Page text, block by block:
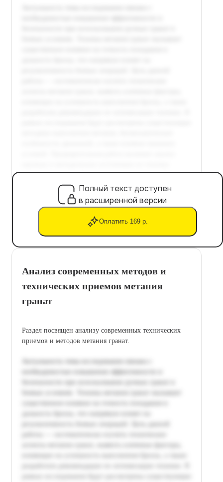
Полный текст доступен
в расширенной версии
Оплатить 169 р.
Анализ современных методов и
технических приемов метания
гранат
Раздел посвящен анализу современных технических
приемов и методов метания гранат.